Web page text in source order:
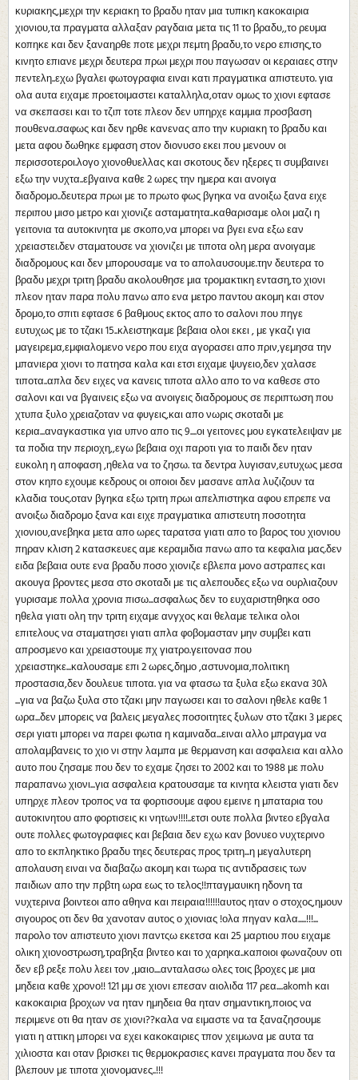
κυριακης,μεχρι την κεριακη το βραδυ ηταν μια τυπικη κακοκαιρια
χιονιου,τα πραγματα αλλαξαν ραγδαια μετα τις 11 το βραδυ,,το ρευμα
κοπηκε και δεν ξαναηρθε ποτε μεχρι πεμτη βραδυ,το νερο επισης,το
κινητο επιανε μεχρι δευτερα πρωι μεχρι που παγωσαν οι κεραιαες στην
πεντελη..εχω βγαλει φωτογραφια ειναι κατι πραγματικα απιστευτο. για
ολα αυτα ειχαμε προετοιμαστει καταλληλα,οταν ομως το χιονι εφτασε
να σκεπασει και το τζιπ τοτε πλεον δεν υπηρχε καμμια προσβαση
πουθενα.σαφως και δεν ηρθε κανενας απο την κυριακη το βραδυ και
μετα αφου δωθηκε εμφαση στον διονυσο εκει που μενουν οι
περισσοτεροι.λογο χιονοθυελλας και σκοτους δεν ηξερες τι συμβαινει
εξω την νυχτα..εβγαινα καθε 2 ωρες την ημερα και ανοιγα
διαδρομο..δευτερα πρωι με το πρωτο φως βγηκα να ανοιξω ξανα ειχε
περιπου μισο μετρο και χιονιζε ασταματητα..καθαρισαμε ολοι μαζι η
γειτονια τα αυτοκινητα με σκοπο,να μπορει να βγει ενα εξω εαν
χρειαστει.δεν σταματουσε να χιονιζει με τιποτα ολη μερα ανοιγαμε
διαδρομους και δεν μπορουσαμε να το απολαυσουμε.την δευτερα το
βραδυ μεχρι τριτη βραδυ ακολουθησε μια τρομακτικη ενταση,το χιονι
πλεον ηταν παρα πολυ πανω απο ενα μετρο παντου ακομη και στον
δρομο,το σπιτι εφτασε 6 βαθμους εκτος απο το σαλονι που πηγε
ευτυχως με το τζακι 15..κλειστηκαμε βεβαια ολοι εκει , με γκαζι για
μαγειρεμα,εμφιαλομενο νερο που ειχα αγορασει απο πριν,γεμησα την
μπανιερα χιονι το πατησα καλα και ετσι ειχαμε ψυγειο,δεν χαλασε
τιποτα..απλα δεν ειχες να κανεις τιποτα αλλο απο το να καθεσε στο
σαλονι και να βγαινεις εξω να ανοιγεις διαδρομους σε περιπτωση που
χτυπα ξυλο χρειαζοταν να φυγεις,και απο νωρις σκοταδι με
κερια...αναγκαστικα για υπνο απο τις 9....οι γειτονες μου εγκατελειψαν με
τα ποδια την περιοχη,,εγω βεβαια οχι παροτι για το παιδι δεν ηταν
ευκολη η αποφαση ,ηθελα να το ζησω. τα δεντρα λυγισαν,ευτυχως μεσα
στον κηπο εχουμε κεδρους οι οποιοι δεν μασανε απλα λυζιζουν τα
κλαδια τους.οταν βγηκα εξω τριτη πρωι απελπιστηκα αφου επρεπε να
ανοιξω διαδρομο ξανα και ειχε πραγματικα απιστευτη ποσοτητα
χιονιου,ανεβηκα μετα απο ωρες ταρατσα γιατι απο το βαρος του χιονιου
πηραν κλιση 2 κατασκευες αμε κεραμιδια πανω απο τα κεφαλια μας.δεν
ειδα βεβαια ουτε ενα βραδυ ποσο χιονιζε εβλεπα μονο αστραπες και
ακουγα βροντες μεσα στο σκοταδι με τις αλεπουδες εξω να ουρλιαζουν
γυρισαμε πολλα χρονια πισω...ασφαλως δεν το ευχαριστηθηκα οσο
ηθελα γιατι ολη την τριτη ειχαμε ανγχος και θελαμε τελικα ολοι
επιτελους να σταματησει γιατι απλα φοβομασταν μην συμβει κατι
απροσμενο και χρειαστουμε πχ γιατρο.γειτονασ που
χρειαστηκε...καλουσαμε επι 2 ωρες,δημο ,αστυνομια,πολιτικη
προστασια,δεν δουλευε τιποτα. για να φτασω τα ξυλα εξω εκανα 30λ
...για να βαζω ξυλα στο τζακι μην παγωσει και το σαλονι ηθελε καθε 1
ωρα...δεν μπορεις να βαλεις μεγαλες ποσοιτητες ξυλων στο τζακι 3 μερες
σερι γιατι μπορει να παρει φωτια η καμιναδα...ειναι αλλο μπραγμα να
απολαμβανεις το χιο νι στην λαμπα με θερμανση και ασφαλεια και αλλο
αυτο που ζησαμε που δεν το εχαμε ζησει το 2002 και το 1988 με πολυ
παραπανω χιονι...για ασφαλεια κρατουσαμε τα κινητα κλειστα γιατι δεν
υπηρχε πλεον τροπος να τα φορτισουμε αφου εμεινε η μπαταρια του
αυτοκινητου απο φορτισεις κι νητων!!!!..ετσι ουτε πολλα βιντεο εβγαλα
ουτε πολλες φωτογραφιες και βεβαια δεν εχω καν βονυεο νυχτερινο
απο το εκπληκτικο βραδυ τηες δευτερας προς τριτη...η μεγαλυτερη
απολαυση ειναι να διαβαζω ακομη και τωρα τις αντιδρασεις των
παιδιων απο την πρβτη ωρα εως το τελος!!πταγμαυικη ηδονη τα
νυχτερινα βοιντεοι απο αθηνα και πειραια!!!!!!αυτος ηταν ο στοχος,ημουν
σιγουρος οτι δεν θα χανοταν αυτος ο χιονιας !ολα πηγαν καλα.....!!!...
παρολο τον απιστευτο χιονι παντςω εκετσα και 25 μαρτιου που ειχαμε
ολικη χιονοστρωση,τραβηξα βιντεο και το χαρηκα..καποιοι φωναζουν οτι
δεν εβ ρεξε πολυ λεει τον ,μαιο....ανταλασω ολες τοις βροχες με μια
μηδεια καθε χρονο!! 121 μμ σε χιονι επεσαν αιολιδα 117 ρεα....akomh και
κακοκαιρια βροχων να ηταν ημηδεια θα ηταν σημαντικη,ποιος να
περιμενε οτι θα ηταν σε χιονι??καλα να ειμαστε να τα ξαναζησουμε
γιατι η αττικη μπορει να εχει κακοκαιριες τπον χειμωνα με αυτα τα
χιλιοστα και οταν βρισκει τις θερμοκρασιες κανει πραγματα που δεν τα
βλεπουν με τιποτα χιονομανες..!!!